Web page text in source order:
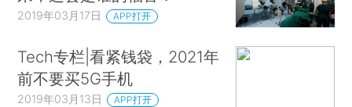
2019年03月17日 APP打开
Tech专栏|看紧钱袋，2021年
前不要买5G手机
2019年03月13日 APP打开